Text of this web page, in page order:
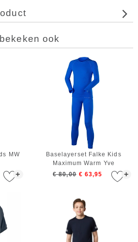
ook
+
MW
+
Baselayerset Falke Kids
Maximum Warm Yve
€ 80,00 € 63,95